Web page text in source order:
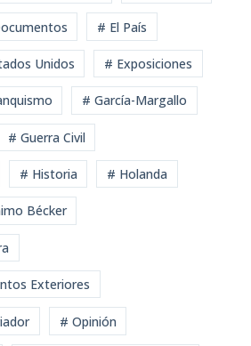
# El País
Unidos # Exposiciones
# García-Margallo
# Guerra Civil
# Historia # Holanda
Bécker
Exteriores
# Opinión